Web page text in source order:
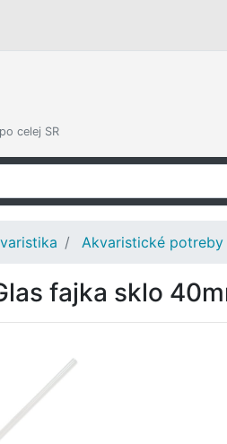
celej SR
Akvaristické potreby
fajka sklo